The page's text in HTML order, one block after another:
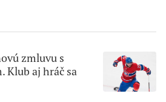
zmluvu s
Klub aj hráč sa